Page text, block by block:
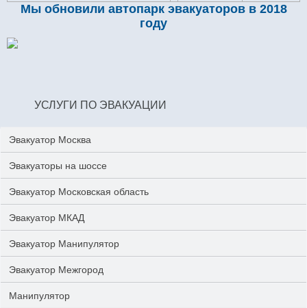
Мы обновили автопарк эвакуаторов в 2018
году
УСЛУГИ ПО ЭВАКУАЦИИ
Эвакуатор Москва
Эвакуаторы на шоссе
Эвакуатор Московская область
Эвакуатор МКАД
Эвакуатор Манипулятор
Эвакуатор Межгород
Манипулятор